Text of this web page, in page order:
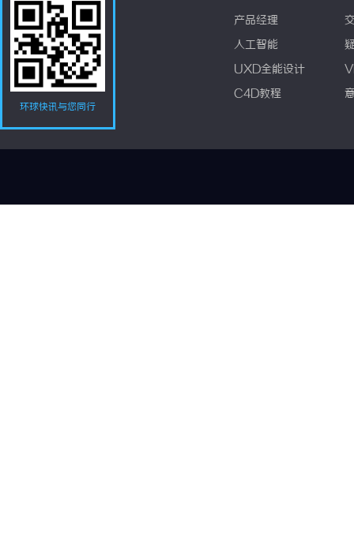
环球快讯与您同行
产品经理
人工智能
UXD全能设计
C4D教程